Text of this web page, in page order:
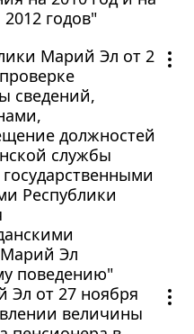
годов"
Марий Эл от 2
сведений,
должностей
службы
Республики
Эл
поведению"
Эл от 27 ноября
величины